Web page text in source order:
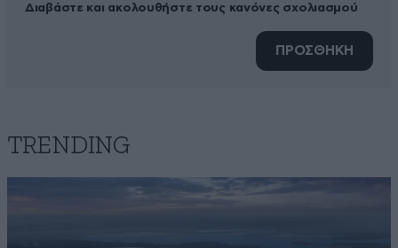
Διαβάστε και ακολουθήστε τους κανόνες σχολιασμού
ΠΡΟΣΘΗΚΗ
TRENDING